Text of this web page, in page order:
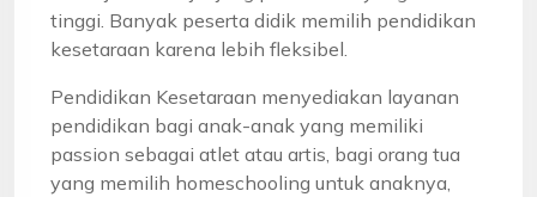
tinggi. Banyak peserta didik memilih pendidikan
kesetaraan karena lebih fleksibel.
Pendidikan Kesetaraan menyediakan layanan
pendidikan bagi anak-anak yang memiliki
passion sebagai atlet atau artis, bagi orang tua
yang memilih homeschooling untuk anaknya,